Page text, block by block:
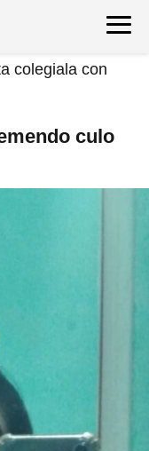
colegiala con
culo